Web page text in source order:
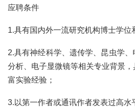
应聘条件
1.具有国内外一流研究机构博士学位
2.具有神经科学、遗传学、昆虫学
分析、电子显微镜等相关专业背景
富实验经验；
3.以第一作者或通讯作者发表过高水